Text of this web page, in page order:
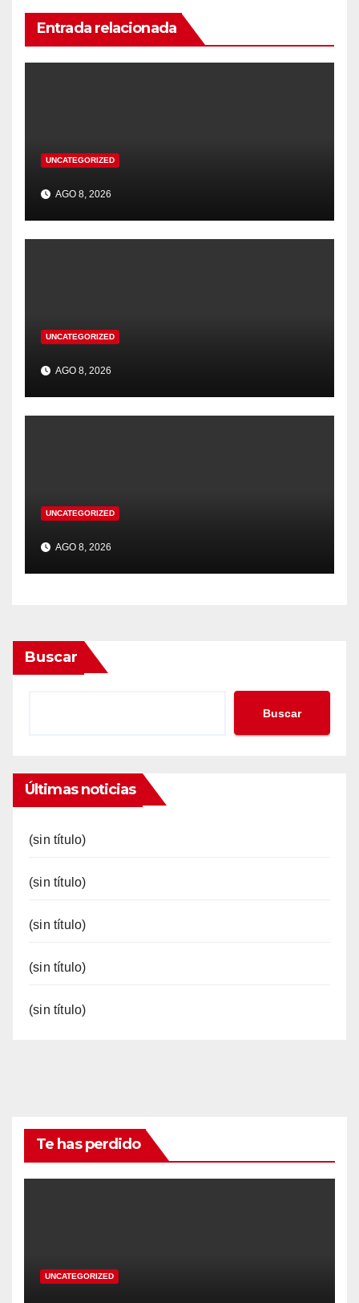
Entrada relacionada
UNCATEGORIZED
AGO 8, 2026
UNCATEGORIZED
AGO 8, 2026
UNCATEGORIZED
AGO 8, 2026
Buscar
Buscar
Últimas noticias
(sin título)
(sin título)
(sin título)
(sin título)
(sin título)
Te has perdido
UNCATEGORIZED